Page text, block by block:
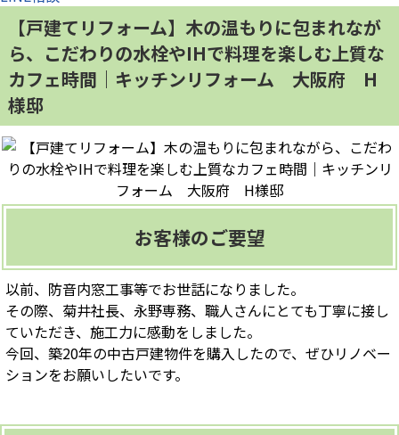
【戸建てリフォーム】木の温もりに包まれなが
ら、こだわりの水栓やIHで料理を楽しむ上質な
カフェ時間｜キッチンリフォーム 大阪府 H
様邸
お客様のご要望
以前、防音内窓工事等でお世話になりました。
その際、菊井社長、永野専務、職人さんにとても丁寧に接し
ていただき、施工力に感動をしました。
今回、築20年の中古戸建物件を購入したので、ぜひリノベー
ションをお願いしたいです。